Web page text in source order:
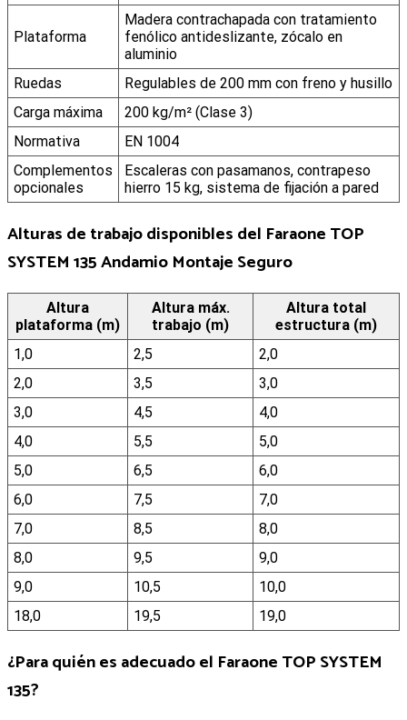
Plataforma
Madera contrachapada con tratamiento
fenólico antideslizante, zócalo en
aluminio
Ruedas
Regulables de 200 mm con freno y husillo
Carga máxima
200 kg/m² (Clase 3)
Normativa
EN 1004
Complementos
opcionales
Escaleras con pasamanos, contrapeso
hierro 15 kg, sistema de fijación a pared
Alturas de trabajo disponibles del Faraone TOP
SYSTEM 135 Andamio Montaje Seguro
Altura
plataforma (m)
Altura máx.
trabajo (m)
Altura total
estructura (m)
1,0
2,5
2,0
2,0
3,5
3,0
3,0
4,5
4,0
4,0
5,5
5,0
5,0
6,5
6,0
6,0
7,5
7,0
7,0
8,5
8,0
8,0
9,5
9,0
9,0
10,5
10,0
18,0
19,5 19,0
¿Para quién es adecuado el Faraone TOP SYSTEM
135?